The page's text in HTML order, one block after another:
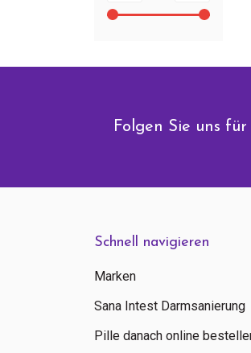
Folgen Sie uns
Schnell navigieren
Marken
Sana Intest Darmsanierung
Pille danach online